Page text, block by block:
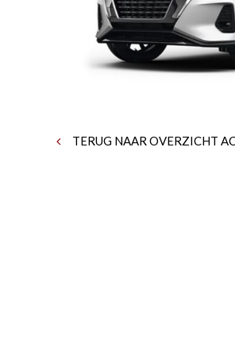
TERUG NAAR OVERZICHT